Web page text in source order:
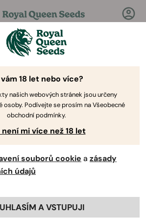
Odpovědi!
Queen Seeds Help Center
Growers Club Back
18 let nebo více?
našich webových stránek jsou určeny
osoby. Podívejte se prosím na Všeobecné
obchodní podmínky.
není mi více než 18 let
souborů cookie a zásady
údajů
A VSTUPUJI